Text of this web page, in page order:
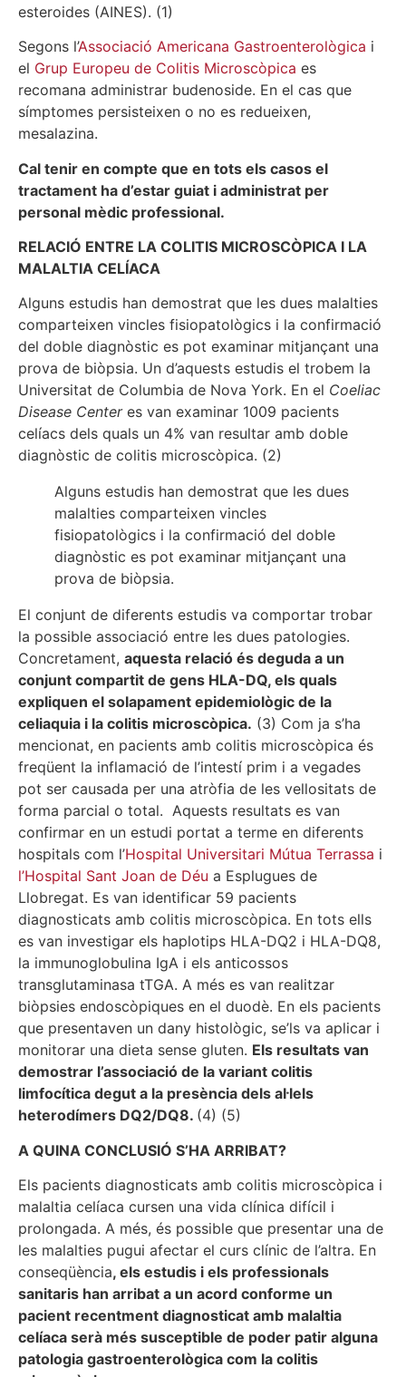
esteroides (AINES). (1)
Segons l’Associació Americana Gastroenterològica i
el Grup Europeu de Colitis Microscòpica es
recomana administrar budenoside. En el cas que
símptomes persisteixen o no es redueixen,
mesalazina.
Cal tenir en compte que en tots els casos el
tractament ha d’estar guiat i administrat per
personal mèdic professional.
RELACIÓ ENTRE LA COLITIS MICROSCÒPICA I LA
MALALTIA CELÍACA
Alguns estudis han demostrat que les dues malalties
comparteixen vincles fisiopatològics i la confirmació
del doble diagnòstic es pot examinar mitjançant una
prova de biòpsia. Un d’aquests estudis el trobem la
Universitat de Columbia de Nova York. En el Coeliac
Disease Centeres van examinar 1009 pacients
celíacs dels quals un 4% van resultar amb doble
diagnòstic de colitis microscòpica. (2)
Alguns estudis han demostrat que les dues
malalties comparteixen vincles
fisiopatològics i la confirmació del doble
diagnòstic es pot examinar mitjançant una
prova de biòpsia.
El conjunt de diferents estudis va comportar trobar
la possible associació entre les dues patologies.
Concretament, aquesta relació és deguda a un
conjunt compartit de gens HLA-DQ, els quals
expliquen el solapament epidemiològic de la
celiaquia i la colitis microscòpica. (3) Com ja s’ha
mencionat, en pacients amb colitis microscòpica és
freqüent la inflamació de l’intestí prim i a vegades
pot ser causada per una atròfia de les vellositats de
forma parcial o total. Aquests resultats es van
confirmar en un estudi portat a terme en diferents
hospitals com l’Hospital Universitari Mútua Terrassa i
l’Hospital Sant Joan de Déu a Esplugues de
Llobregat. Es van identificar 59 pacients
diagnosticats amb colitis microscòpica. En tots ells
es van investigar els haplotips HLA-DQ2 i HLA-DQ8,
la immunoglobulina IgA i els anticossos
transglutaminasa tTGA. A més es van realitzar
biòpsies endoscòpiques en el duodè. En els pacients
que presentaven un dany histològic, se’ls va aplicar i
monitorar una dieta sense gluten. Els resultats van
demostrar l’associació de la variant colitis
limfocítica degut a la presència dels al·lels
heterodímers DQ2/DQ8. (4) (5)
A QUINA CONCLUSIÓ S’HA ARRIBAT?
Els pacients diagnosticats amb colitis microscòpica i
malaltia celíaca cursen una vida clínica difícil i
prolongada. A més, és possible que presentar una de
les malalties pugui afectar el curs clínic de l’altra. En
conseqüència, els estudis i els professionals
sanitaris han arribat a un acord conforme un
pacient recentment diagnosticat amb malaltia
celíaca serà més susceptible de poder patir alguna
patologia gastroenterològica com la colitis